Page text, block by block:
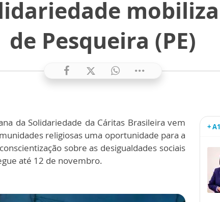
de Pesqueira (PE)
da Solidariedade da Cáritas Brasileira vem
religiosas uma oportunidade para a
sobre as desigualdades sociais
até 12 de novembro.
+